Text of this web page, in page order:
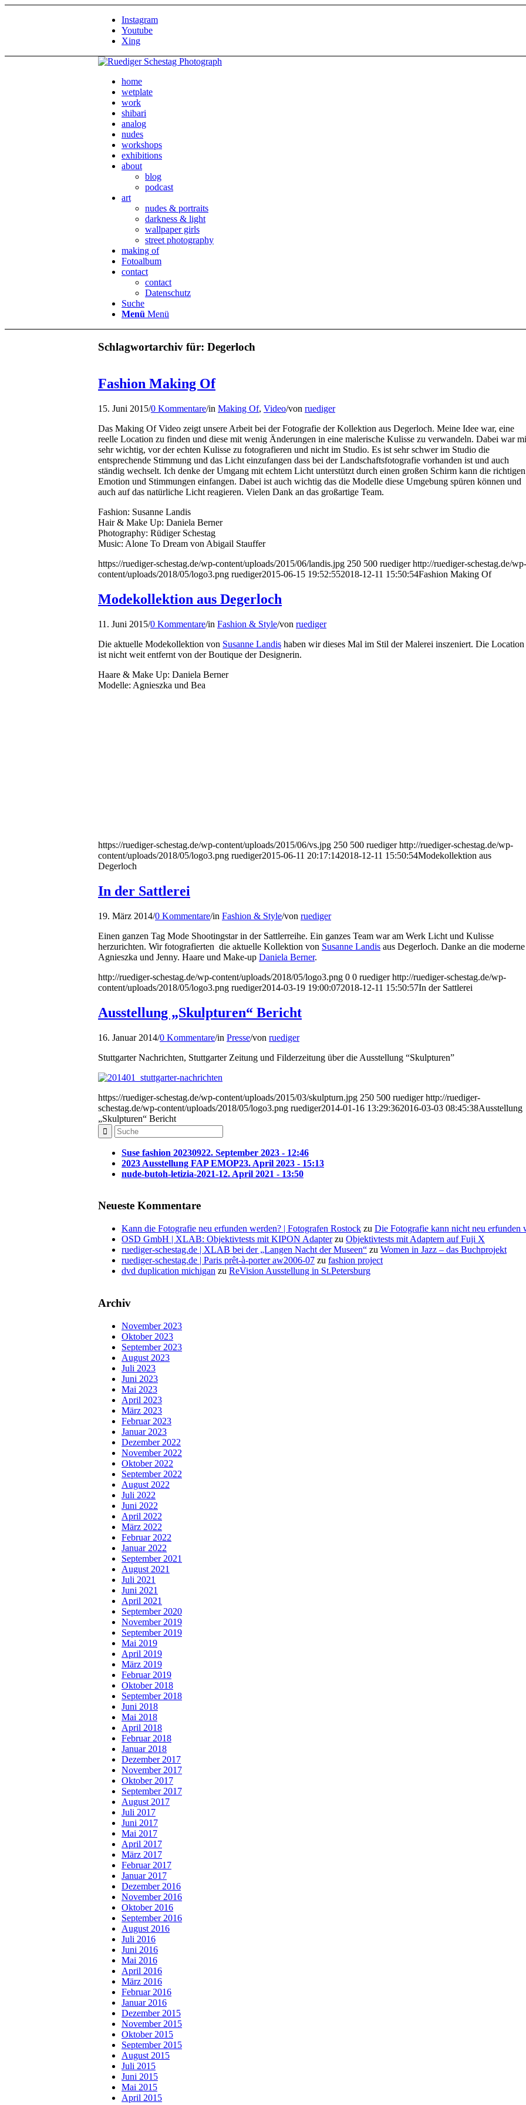
Instagram
Youtube
Xing
home
wetplate
work
shibari
analog
nudes
workshops
exhibitions
about
blog
podcast
art
nudes & portraits
darkness & light
wallpaper girls
street photography
making of
Fotoalbum
contact
contact
Datenschutz
Suche
Menü Menü
Schlagwortarchiv für: Degerloch
Fashion Making Of
15. Juni 2015/0 Kommentare/in Making Of, Video/von ruediger
Das Making Of Video zeigt unsere Arbeit bei der Fotografie der Kollektion aus Degerloch. Meine Idee war, eine
reelle Location zu finden und diese mit wenig Änderungen in eine malerische Kulisse zu verwandeln. Dabei war
sehr wichtig, vor der echten Kulisse zu fotografieren und nicht im Studio. Es ist sehr schwer im Studio die
entsprechende Stimmung und das Licht einzufangen dass bei der Landschaftsfotografie vorhanden ist und auch
ständig wechselt. Ich denke der Umgang mit echtem Licht unterstützt durch einen großen Schirm kann die richtigen
Emotion und Stimmungen einfangen. Dabei ist auch wichtig das die Modelle diese Umgebung spüren können und
auch auf das natürliche Licht reagieren. Vielen Dank an das großartige Team.
Fashion: Susanne Landis
Hair & Make Up: Daniela Berner
Photography: Rüdiger Schestag
Music: Alone To Dream von Abigail Stauffer
https://ruediger-schestag.de/wp-content/uploads/2015/06/landis.jpg 250 500 ruediger http://ruediger-schestag.de/wp-
content/uploads/2018/05/logo3.png ruediger2015-06-15 19:52:552018-12-11 15:50:54Fashion Making Of
Modekollektion aus Degerloch
11. Juni 2015/0 Kommentare/in Fashion & Style/von ruediger
Die aktuelle Modekollektion von Susanne Landis haben wir dieses Mal im Stil der Malerei inszeniert. Die Location
ist nicht weit entfernt von der Boutique der Designerin.
Haare & Make Up: Daniela Berner
Modelle: Agnieszka und Bea
https://ruediger-schestag.de/wp-content/uploads/2015/06/vs.jpg 250 500 ruediger http://ruediger-schestag.de/wp-
content/uploads/2018/05/logo3.png ruediger2015-06-11 20:17:142018-12-11 15:50:54Modekollektion aus
Degerloch
In der Sattlerei
19. März 2014/0 Kommentare/in Fashion & Style/von ruediger
Einen ganzen Tag Mode Shootingstar in der Sattlerreihe. Ein ganzes Team war am Werk Licht und Kulisse
herzurichten. Wir fotografierten die aktuelle Kollektion von Susanne Landis aus Degerloch. Danke an die moderne
Agnieszka und Jenny. Haare und Make-up Daniela Berner.
http://ruediger-schestag.de/wp-content/uploads/2018/05/logo3.png 0 0 ruediger http://ruediger-schestag.de/wp-
content/uploads/2018/05/logo3.png ruediger2014-03-19 19:00:072018-12-11 15:50:57In der Sattlerei
Ausstellung „Skulpturen“ Bericht
16. Januar 2014/0 Kommentare/in Presse/von ruediger
Stuttgarter Nachrichten, Stuttgarter Zeitung und Filderzeitung über die Ausstellung “Skulpturen”
https://ruediger-schestag.de/wp-content/uploads/2015/03/skulpturn.jpg 250 500 ruediger http://ruediger-
schestag.de/wp-content/uploads/2018/05/logo3.png ruediger2014-01-16 13:29:362016-03-03 08:45:38Ausstellung
„Skulpturen“ Bericht
Suse fashion 20230922. September 2023 - 12:46
2023 Ausstellung FAP EMOP23. April 2023 - 15:13
nude-butoh-letizia-2021-12. April 2021 - 13:50
Neueste Kommentare
Kann die Fotografie neu erfunden werden? | Fotografen Rostock zu Die Fotografie kann nicht neu erfunden
OSD GmbH | XLAB: Objektivtests mit KIPON Adapterzu Objektivtests mit Adaptern auf Fuji X
ruediger-schestag.de | XLAB bei der „Langen Nacht der Museen“ zu Women in Jazz – das Buchprojekt
ruediger-schestag.de | Paris prêt-à-porter aw2006-07 zu fashion project
dvd duplication michigan zu ReVision Ausstellung in St.Petersburg
Archiv
November 2023
Oktober 2023
September 2023
August 2023
Juli 2023
Juni 2023
Mai 2023
April 2023
März 2023
Februar 2023
Januar 2023
Dezember 2022
November 2022
Oktober 2022
September 2022
August 2022
Juli 2022
Juni 2022
April 2022
März 2022
Februar 2022
Januar 2022
September 2021
August 2021
Juli 2021
Juni 2021
April 2021
September 2020
November 2019
September 2019
Mai 2019
April 2019
März 2019
Februar 2019
Oktober 2018
September 2018
Juni 2018
Mai 2018
April 2018
Februar 2018
Januar 2018
Dezember 2017
November 2017
Oktober 2017
September 2017
August 2017
Juli 2017
Juni 2017
Mai 2017
April 2017
März 2017
Februar 2017
Januar 2017
Dezember 2016
November 2016
Oktober 2016
September 2016
August 2016
Juli 2016
Juni 2016
Mai 2016
April 2016
März 2016
Februar 2016
Januar 2016
Dezember 2015
November 2015
Oktober 2015
September 2015
August 2015
Juli 2015
Juni 2015
Mai 2015
April 2015